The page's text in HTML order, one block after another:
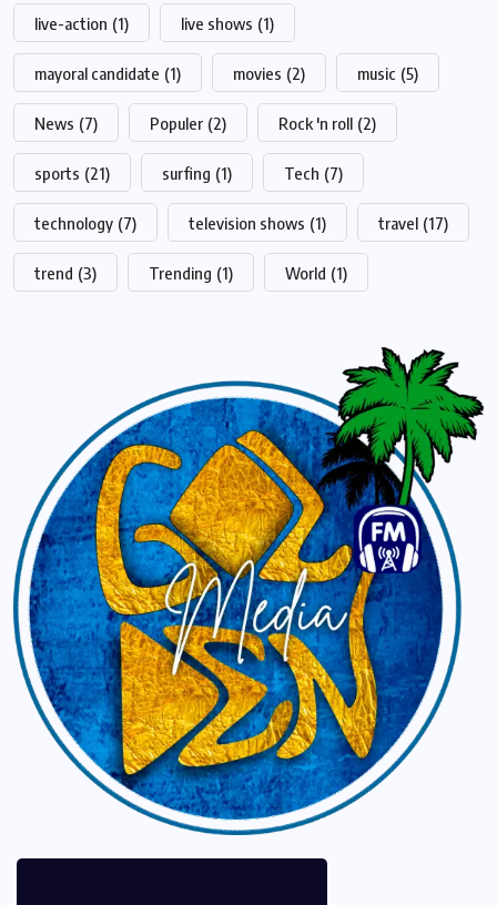
live-action (1) live shows (1)
mayoral candidate (1) movies (2) music (5)
News (7) Populer (2) Rock 'n roll (2)
sports (21) surfing (1) Tech (7)
technology (7) television shows (1) travel (17)
trend (3) Trending (1) World (1)